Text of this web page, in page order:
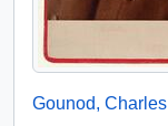
Gounod, Charles